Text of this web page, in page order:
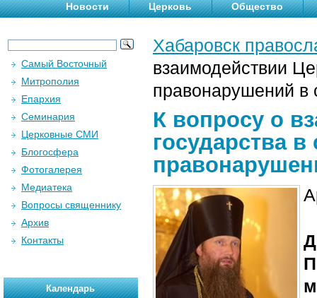
Новости Церковь Общество
Хабаровск
взаимодействии
правонарушений в
К вопросу о
государства
Самый Восточный
Митрополия
Епархия
Семинария
Церковные СМИ
Блогосфера
Фотогалерея
Медиатека
Вопросы священнику
Архив
Контакты
Календарь